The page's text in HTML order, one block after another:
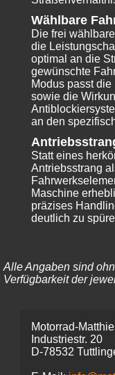
Wählbare
Die frei
die
optimal an die
gewünschte
Modus passt
sowie die
an den
Statt eines
Antriebsstrang
Maschine
präzises
deutlich zu
Alle Angaben sind
Verfügbarkeit der
Motorrad-
Industriestr. 20
D-78532